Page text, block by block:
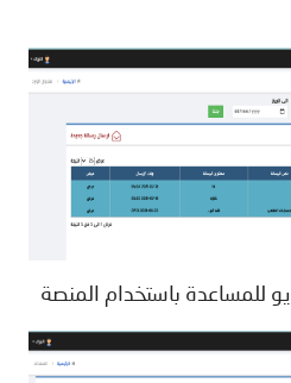
للمساعدة باستخدام المنصة